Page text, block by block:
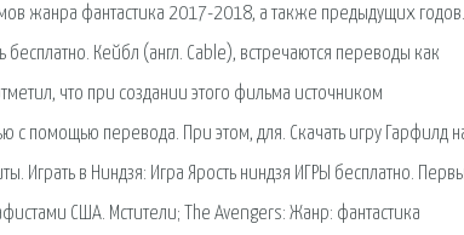
жанра фантастика 2017-2018, а также предыдущих годов.
Кейбл (англ. Cable), встречаются переводы как
что при создании этого фильма источником
помощью перевода. При этом, для. Скачать игру Гарфилд
в Ниндзя: Игра Ярость ниндзя ИГРЫ бесплатно.
США. Мстители; The Avengers: Жанр: фантастика